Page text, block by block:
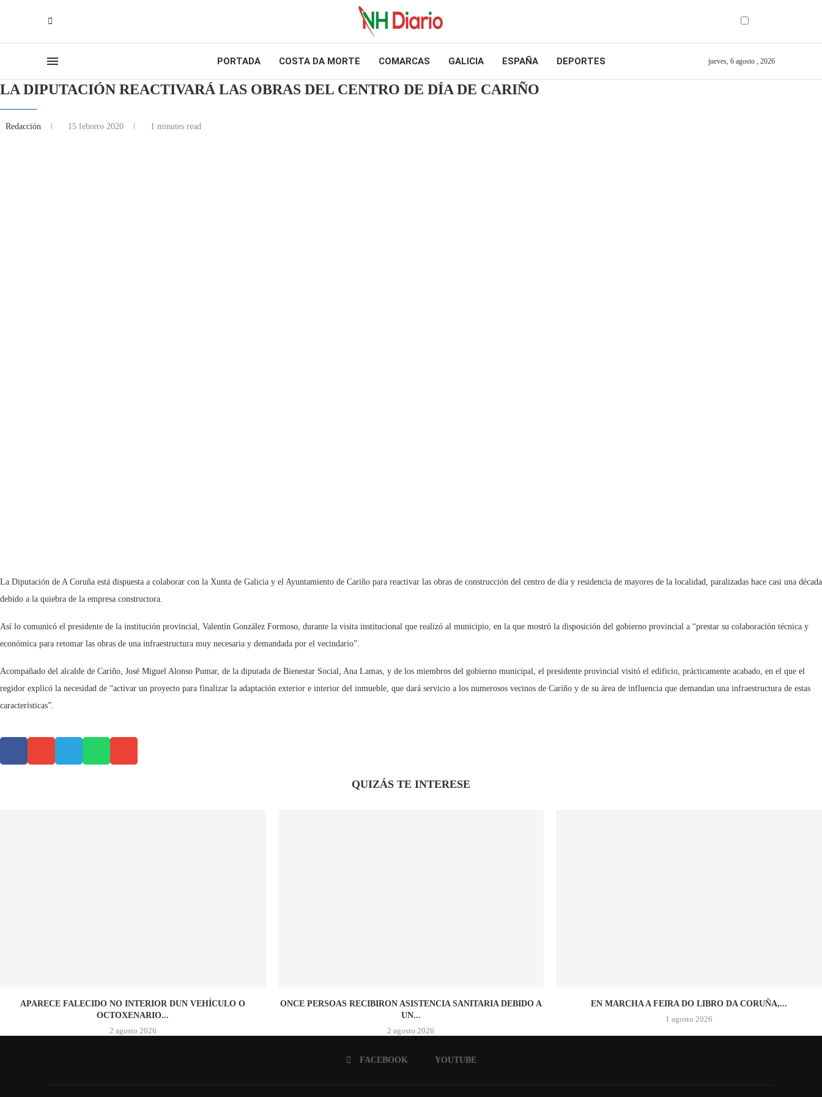
PORTADA COSTA DA MORTE COMARCAS GALICIA ESPAÑA DEPORTES jueves, 6 agosto , 2026
LA DIPUTACIÓN REACTIVARÁ LAS OBRAS DEL CENTRO DE DÍA DE CARIÑO
Redacción 15 febrero 2020 1 minutes read
La Diputación de A Coruña está dispuesta a colaborar con la Xunta de Galicia y el Ayuntamiento de Cariño para reactivar las obras de construcción del centro de día y residencia de mayores de la localidad, paralizadas hace casi una década
debido a la quiebra de la empresa constructora.
Así lo comunicó el presidente de la institución provincial, Valentín González Formoso, durante la visita institucional que realizó al municipio, en la que mostró la disposición del gobierno provincial a “prestar su colaboración técnica y
económica para retomar las obras de una infraestructura muy necesaria y demandada por el vecindario”.
Acompañado del alcalde de Cariño, José Miguel Alonso Pumar, de la diputada de Bienestar Social, Ana Lamas, y de los miembros del gobierno municipal, el presidente provincial visitó el edificio, prácticamente acabado, en el que el
regidor explicó la necesidad de “activar un proyecto para finalizar la adaptación exterior e interior del inmueble, que dará servicio a los numerosos vecinos de Cariño y de su área de influencia que demandan una infraestructura de estas
características”.
QUIZÁS TE INTERESE
APARECE FALECIDO NO INTERIOR DUN VEHÍCULO O
OCTOXENARIO...
2 agosto 2026
ONCE PERSOAS RECIBIRON ASISTENCIA SANITARIA DEBIDO A
UN...
2 agosto 2026
EN MARCHA A FEIRA DO LIBRO DA CORUÑA,...
1 agosto 2026
FACEBOOK YOUTUBE